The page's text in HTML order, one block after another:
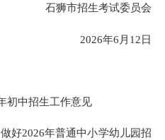
石狮市招生考试委员会
2026年6月12日
中招生工作意见
2026年普通中小学幼儿园招